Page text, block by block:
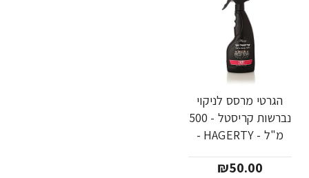
הגרטי מרסס לניקוי
נברשות קריסטל - 500
מ"ל - HAGERTY -
₪50.00